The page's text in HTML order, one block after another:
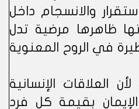
والانسجام داخل
ظاهرها مرضية تدل
في الروح المعنوية
العلاقات الإنسانية
بقيمة كل فرد